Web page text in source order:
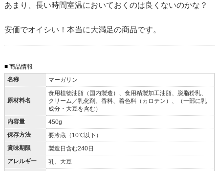
あまり、長い時間室温においておくのは良くないのかな？
安価でオイシい！本当に大満足の商品です。
■ 商品情報
名称
マーガリン
原材料名
食用植物油脂（国内製造）、食用精製加工油脂、脱脂粉乳、
クリーム／乳化剤、香料、着色料（カロテン）、（一部に乳
成分・大豆を含む）
内容量
450g
保存方法
要冷蔵（10℃以下）
賞味期限
製造日含む240日
アレルギー
乳、大豆